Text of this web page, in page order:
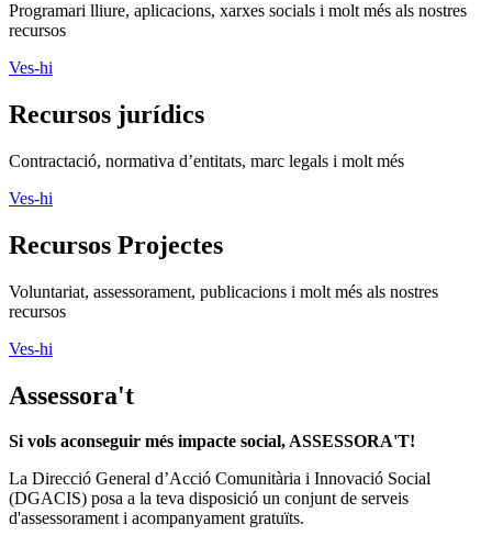
Programari lliure, aplicacions, xarxes socials i molt més als nostres
recursos
Ves-hi
Recursos jurídics
Contractació, normativa d’entitats, marc legals i molt més
Ves-hi
Recursos Projectes
Voluntariat, assessorament, publicacions i molt més als nostres
recursos
Ves-hi
Assessora't
Si vols aconseguir més impacte social, ASSESSORA'T!
La Direcció General d’Acció Comunitària i Innovació Social
(DGACIS) posa a la teva disposició un conjunt de serveis
d'assessorament i acompanyament gratuïts.